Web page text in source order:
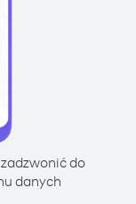
do
danych